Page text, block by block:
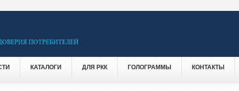
КАТАЛОГИ ДЛЯ РКК ГОЛОГРАММЫ КОНТАКТЫ